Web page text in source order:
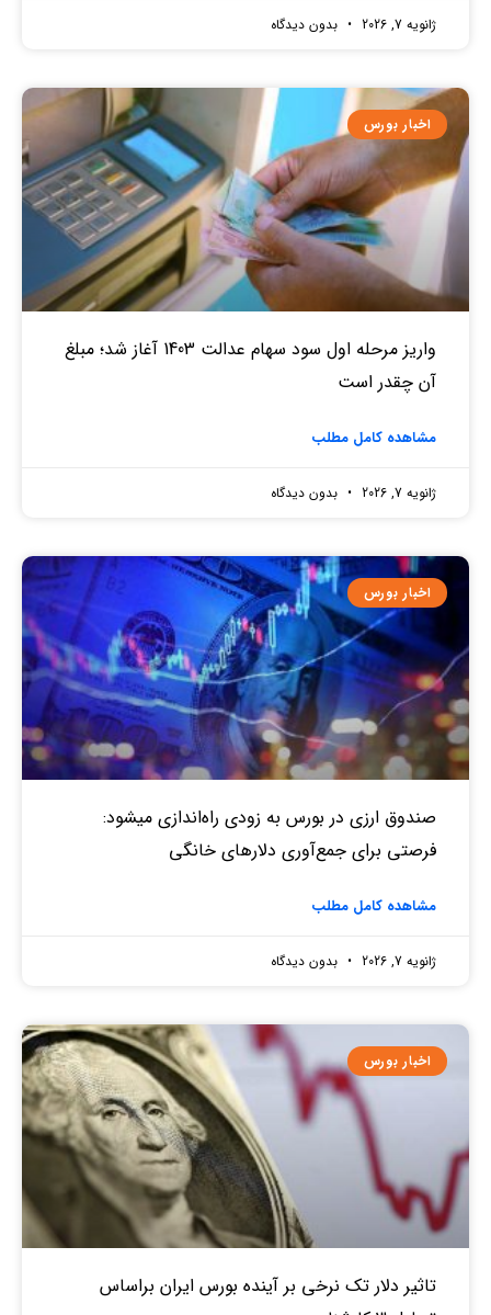
ژانویه 7, 2026 بدون دیدگاه
اخبار بورس
واریز مرحله اول سود سهام عدالت 1403 آغاز شد؛ مبلغ
آن چقدر است
مشاهده کامل مطلب
ژانویه 7, 2026 بدون دیدگاه
اخبار بورس
صندوق‌ ارزی در بورس به زودی راه‌اندازی میشود:
فرصتی برای جمع‌آوری دلارهای خانگی
مشاهده کامل مطلب
ژانویه 7, 2026 بدون دیدگاه
اخبار بورس
تاثیر دلار تک نرخی بر آینده بورس ایران براساس